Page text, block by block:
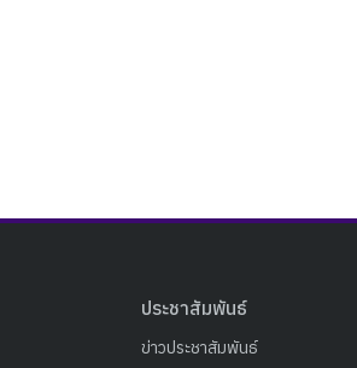
ประชาสัมพันธ์
ข่าวประชาสัมพันธ์